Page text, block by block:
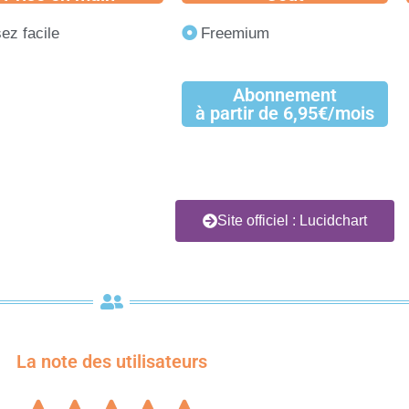
facile Freemium
Abonnement
à partir de 6,95€/mois
Site officiel : Lucidchart
La note des utilisateurs